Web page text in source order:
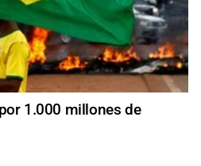
1.000 millones de